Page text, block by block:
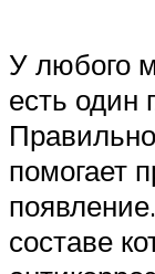
У любого
есть один
помогает
составе